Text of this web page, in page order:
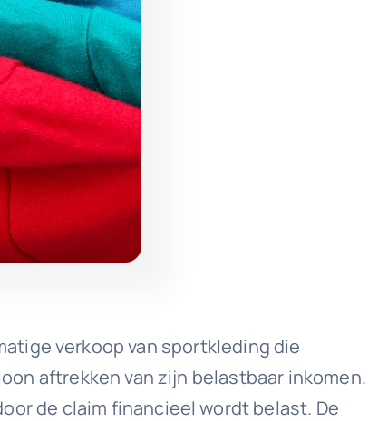
verkoop van sportkleding die
aftrekken van zijn belastbaar inkomen.
de claim financieel wordt belast. De